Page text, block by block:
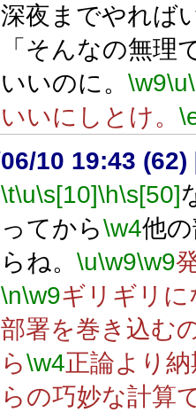
深夜までやれば
「そんなの無理
いいのに。 \w9\u
いいにしとけ。
10 19:43 (62)
\t\u\s[10]\h\s[50]
ってから\w4他
らね。 \u\w9\w9
\n\w9ギリギリ
部署を巻き込む
ら\w4正論より
らの巧妙な計算